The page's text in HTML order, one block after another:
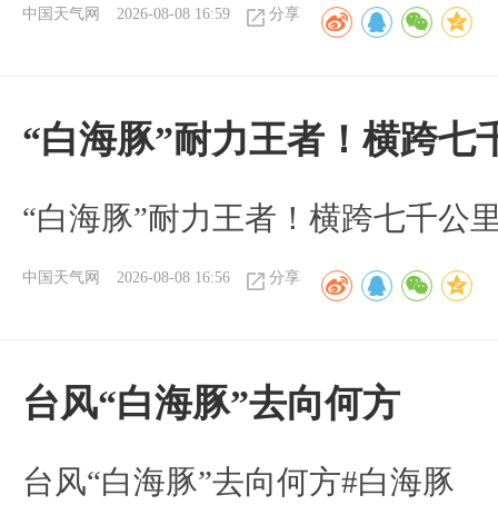
中国天气网 2026-08-08 16:59 分享
“白海豚”耐力王者！横跨七
“白海豚”耐力王者！横跨七千公
中国天气网 2026-08-08 16:56 分享
台风“白海豚”去向何方
台风“白海豚”去向何方#白海豚